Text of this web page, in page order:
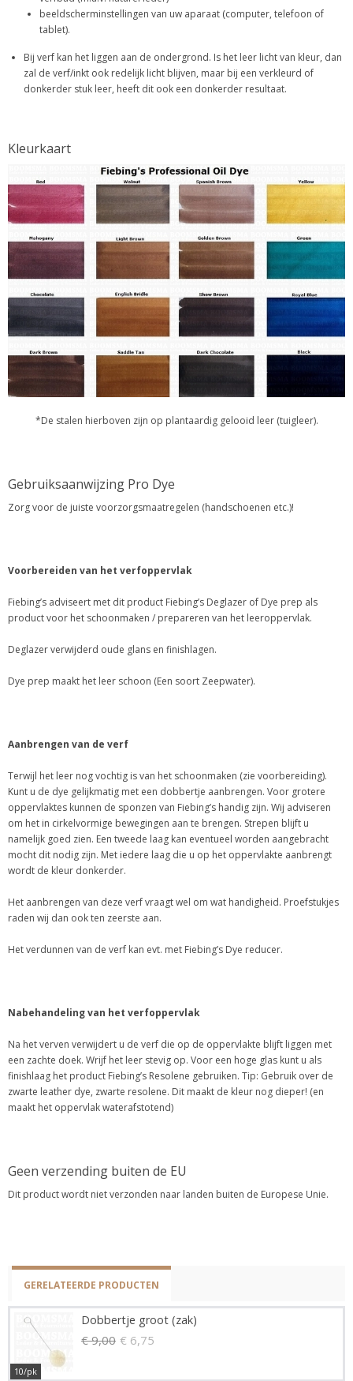
beeldscherminstellingen van uw aparaat (computer, telefoon of
tablet).
Bij verf kan het liggen aan de ondergrond. Is het leer licht van kleur, dan
zal de verf/inkt ook redelijk licht blijven, maar bij een verkleurd of
donkerder stuk leer, heeft dit ook een donkerder resultaat.
Kleurkaart
*De stalen hierboven zijn op plantaardig gelooid leer (tuigleer).
Gebruiksaanwijzing Pro Dye
Zorg voor de juiste voorzorgsmaatregelen (handschoenen etc.)!
Voorbereiden van het verfoppervlak
Fiebing’s adviseert met dit product Fiebing’s Deglazer of Dye prep als
product voor het schoonmaken / prepareren van het leeroppervlak.
Deglazer verwijderd oude glans en finishlagen.
Dye prep maakt het leer schoon (Een soort Zeepwater).
Aanbrengen van de verf
Terwijl het leer nog vochtig is van het schoonmaken (zie voorbereiding).
Kunt u de dye gelijkmatig met een dobbertje aanbrengen. Voor grotere
oppervlaktes kunnen de sponzen van Fiebing’s handig zijn. Wij adviseren
om het in cirkelvormige bewegingen aan te brengen. Strepen blijft u
namelijk goed zien. Een tweede laag kan eventueel worden aangebracht
mocht dit nodig zijn. Met iedere laag die u op het oppervlakte aanbrengt
wordt de kleur donkerder.
Het aanbrengen van deze verf vraagt wel om wat handigheid. Proefstukjes
raden wij dan ook ten zeerste aan.
Het verdunnen van de verf kan evt. met Fiebing’s Dye reducer.
Nabehandeling van het verfoppervlak
Na het verven verwijdert u de verf die op de oppervlakte blijft liggen met
een zachte doek. Wrijf het leer stevig op. Voor een hoge glas kunt u als
finishlaag het product Fiebing’s Resolene gebruiken. Tip: Gebruik over de
zwarte leather dye, zwarte resolene. Dit maakt de kleur nog dieper! (en
maakt het oppervlak waterafstotend)
Geen verzending buiten de EU
Dit product wordt niet verzonden naar landen buiten de Europese Unie.
GERELATEERDE PRODUCTEN
Dobbertje groot (zak)
€ 9,00 € 6,75
10/pk